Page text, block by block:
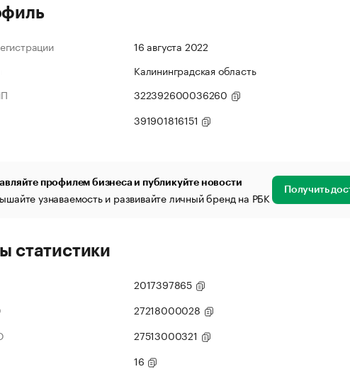
16 августа 2022
Калининградская область
322392600036260
391901816151
профилем бизнеса и публикуйте новости
узнаваемость и развивайте личный бренд на РБК Получить
статистики
2017397865
27218000028
27513000321
16